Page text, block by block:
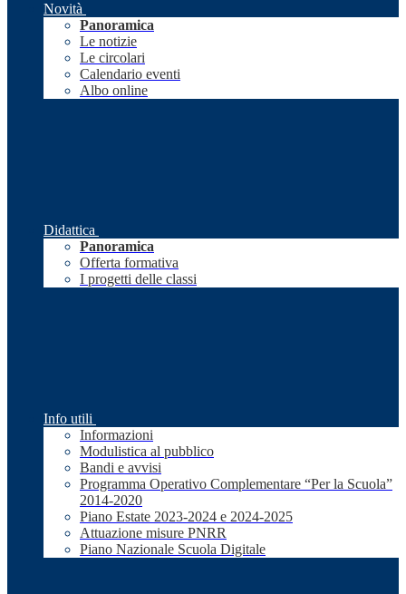
Novità
Panoramica
Le notizie
Le circolari
Calendario eventi
Albo online
Didattica
Panoramica
Offerta formativa
I progetti delle classi
Info utili
Informazioni
Modulistica al pubblico
Bandi e avvisi
Programma Operativo Complementare “Per la Scuola”
2014-2020
Piano Estate 2023-2024 e 2024-2025
Attuazione misure PNRR
Piano Nazionale Scuola Digitale